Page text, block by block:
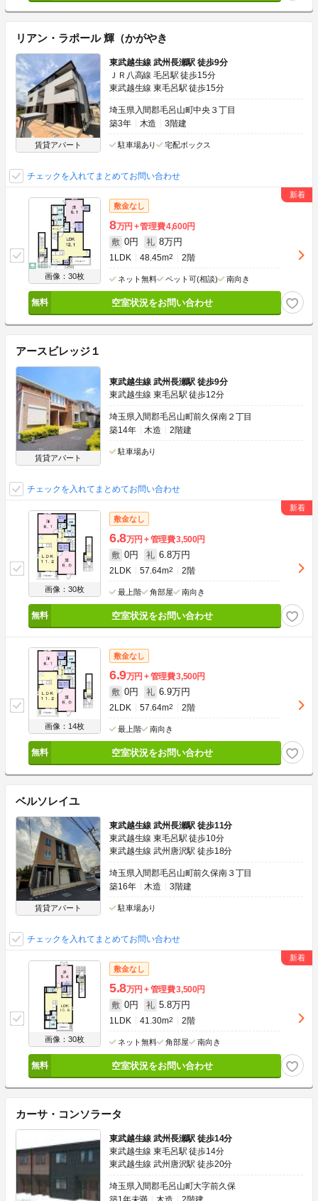
リアン・ラポール 輝（かがやき
賃貸アパート
東武越生線 武州長瀬駅 徒歩9分
ＪＲ八高線 毛呂駅 徒歩15分
東武越生線 東毛呂駅 徒歩15分
埼玉県入間郡毛呂山町中央３丁目
築3年
木造 3階建
駐車場あり 宅配ボックス
チェックを入れてまとめてお問い合わせ
画像：30枚
敷金なし
8万円 管理費4,600円
敷 0円 礼 8万円
1LDK 48.45m2 2階
ネット無料 ペット可(相談) 南向き
空室状況をお問い合わせ
アースビレッジ１
賃貸アパート
東武越生線 武州長瀬駅 徒歩9分
東武越生線 東毛呂駅 徒歩12分
埼玉県入間郡毛呂山町前久保南２丁目
築14年
木造 2階建
駐車場あり
チェックを入れてまとめてお問い合わせ
画像：30枚
敷金なし
6.8万円 管理費3,500円
敷 0円 礼 6.8万円
2LDK 57.64m2 2階
最上階 角部屋 南向き
空室状況をお問い合わせ
画像：14枚
敷金なし
6.9万円 管理費3,500円
敷 0円 礼 6.9万円
2LDK 57.64m2 2階
最上階 南向き
空室状況をお問い合わせ
ベルソレイユ
賃貸アパート
東武越生線 武州長瀬駅 徒歩11分
東武越生線 東毛呂駅 徒歩10分
東武越生線 武州唐沢駅 徒歩18分
埼玉県入間郡毛呂山町前久保南３丁目
築16年
木造 3階建
駐車場あり
チェックを入れてまとめてお問い合わせ
画像：30枚
敷金なし
5.8万円 管理費3,500円
敷 0円 礼 5.8万円
1LDK 41.30m2 2階
ネット無料 角部屋 南向き
空室状況をお問い合わせ
カーサ・コンソラータ
東武越生線 武州長瀬駅 徒歩14分
東武越生線 東毛呂駅 徒歩14分
東武越生線 武州唐沢駅 徒歩20分
埼玉県入間郡毛呂山町大字前久保